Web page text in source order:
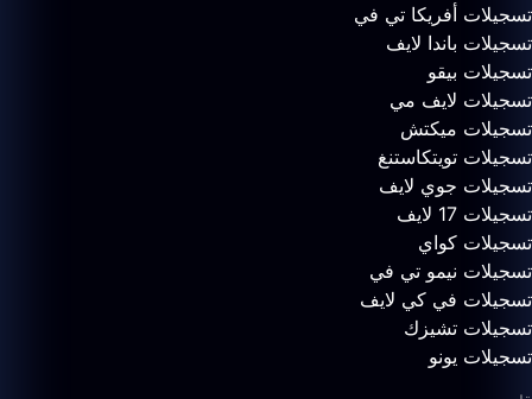
تسجيلات أفريكا تي في
تسجيلات باندا لايف
تسجيلات بيقو
تسجيلات لايف مي
تسجيلات ميكتش
تسجيلات تويتكاستنغ
تسجيلات جوي لايف
تسجيلات 17 لايف
تسجيلات كواي
تسجيلات نيمو تي في
تسجيلات في كي لايف
تسجيلات تشيزك
تسجيلات يونو